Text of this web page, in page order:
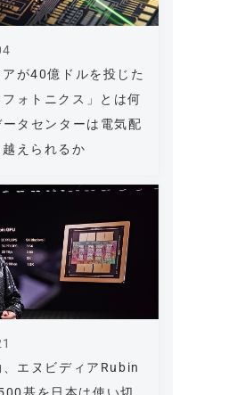
が40億ドルを投じた
フォトニクス」とは何
タセンターは電気配
えられるか
エヌビディアRubin
基を日本は使い切